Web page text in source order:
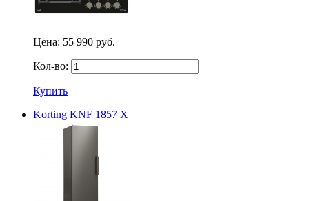
Цена: 55 990 руб.
Кол-во:
Купить
Korting KNF 1857 X